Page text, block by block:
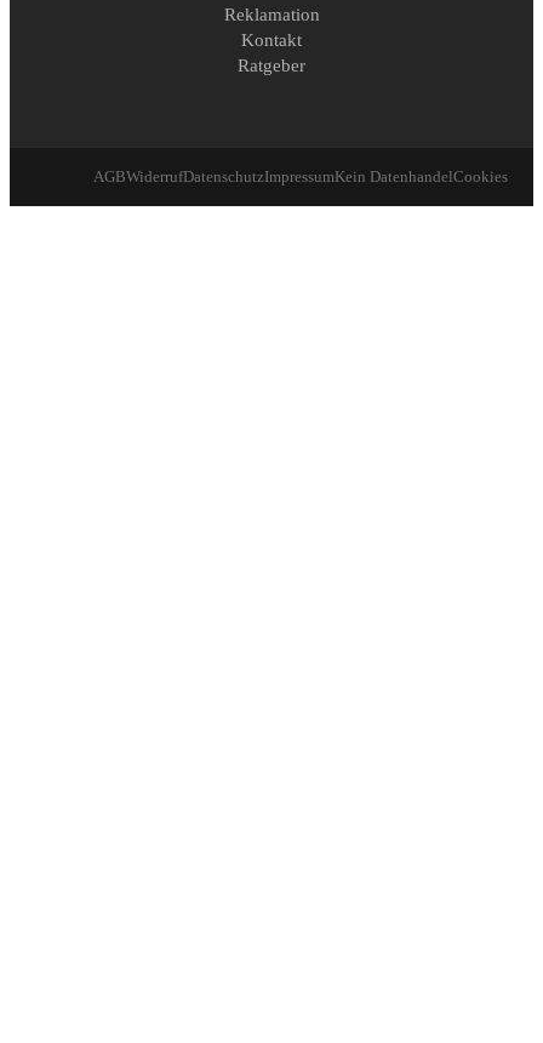
Reklamation
Kontakt
Ratgeber
AGBWiderrufDatenschutzImpressumKein DatenhandelCookies